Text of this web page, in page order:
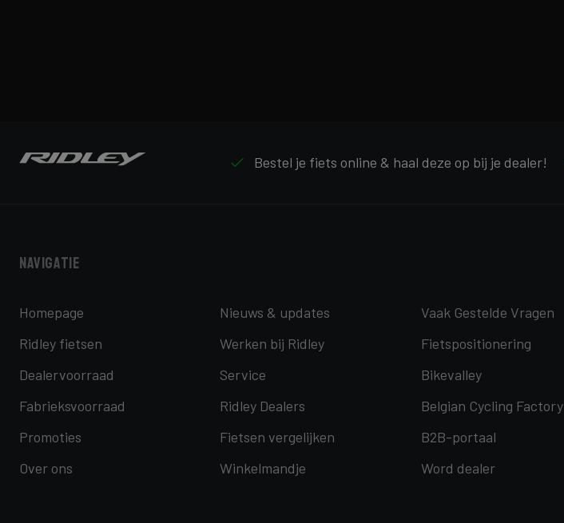
Bestel je fiets online & haal deze op bij je dealer!
Navigatie
Homepage
Ridley fietsen
Dealervoorraad
Fabrieksvoorraad
Promoties
Over ons
Nieuws & updates
Werken bij Ridley
Service
Ridley Dealers
Fietsen vergelijken
Winkelmandje
Vaak Gestelde Vragen
Fietspositionering
Bikevalley
Belgian Cycling Factory
B2B-portaal
Word dealer